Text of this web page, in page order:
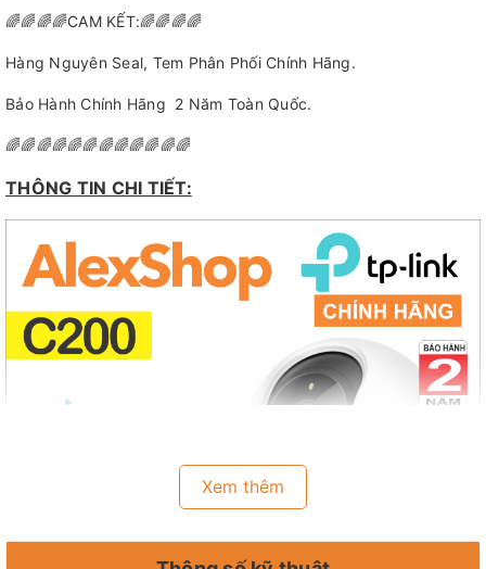
🌈🌈🌈🌈CAM KẾT:🌈🌈🌈🌈
Hàng Nguyên Seal, Tem Phân Phối Chính Hãng.
Bảo Hành Chính Hãng 2 Năm Toàn Quốc.
🌈🌈🌈🌈🌈🌈🌈🌈🌈🌈🌈🌈
THÔNG TIN CHI TIẾT:
Xem thêm